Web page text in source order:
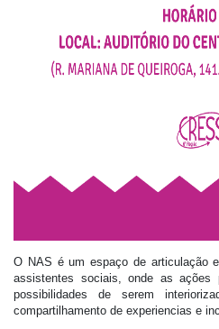
O NAS é um espaço de articulaçãoe
assistentes sociais, onde as ações
possibilidades de serem
compartilhamento de experiencias e